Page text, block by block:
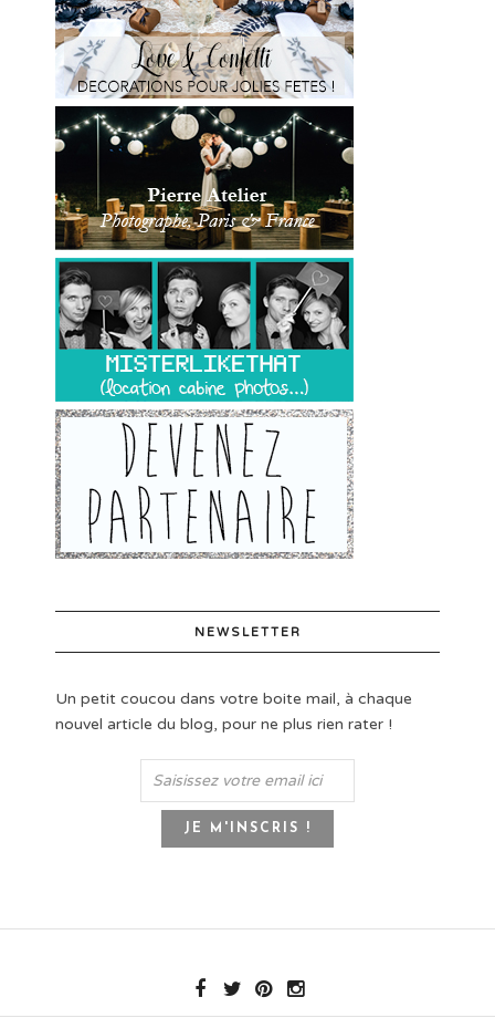
NEWSLETTER
Un petit coucou dans votre boite mail, à chaque
nouvel article du blog, pour ne plus rien rater !